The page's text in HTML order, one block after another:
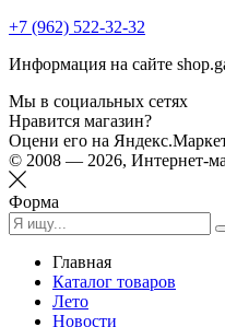
+7 (962) 522-32-32
Информация на сайте
Мы в социальных сетях
Нравится магазин?
Оцени его на
© 2008 — 2026, Интернет-
Форма
Главная
Каталог товаров
Лето
Новости